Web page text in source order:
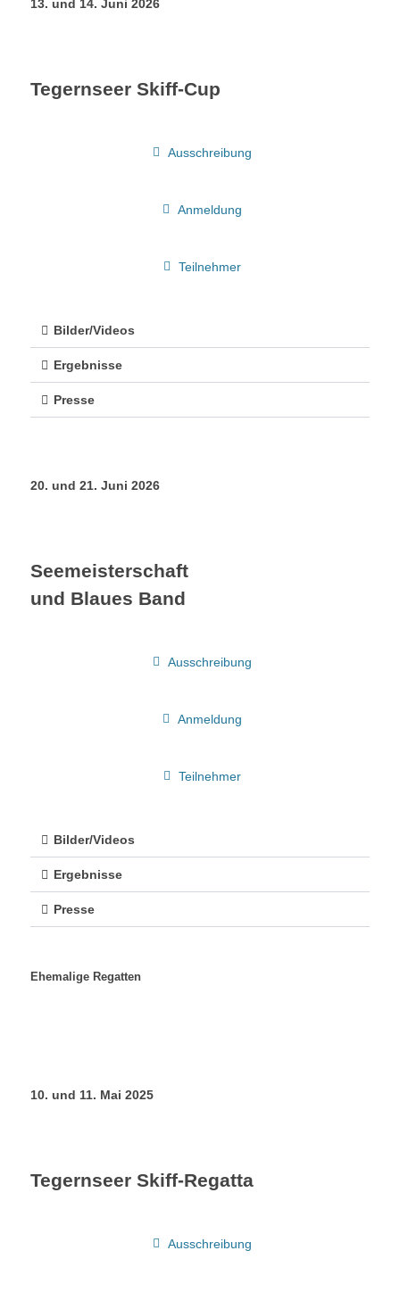
13. und 14. Juni 2026
Tegernseer Skiff-Cup
Ausschreibung
Anmeldung
Teilnehmer
Bilder/Videos
Ergebnisse
Presse
20. und 21. Juni 2026
Seemeisterschaft
und Blaues Band
Ausschreibung
Anmeldung
Teilnehmer
Bilder/Videos
Ergebnisse
Presse
Ehemalige Regatten
10. und 11. Mai 2025
Tegernseer Skiff-Regatta
Ausschreibung